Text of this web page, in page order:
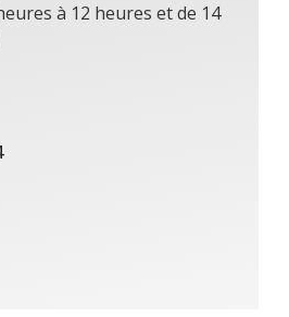
à 12 heures et de 14